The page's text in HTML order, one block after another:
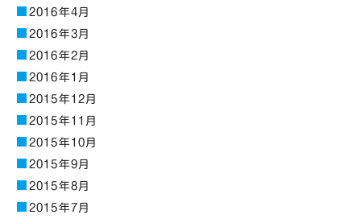
2016年4月
2016年3月
2016年2月
2016年1月
2015年12月
2015年11月
2015年10月
2015年9月
2015年8月
2015年7月